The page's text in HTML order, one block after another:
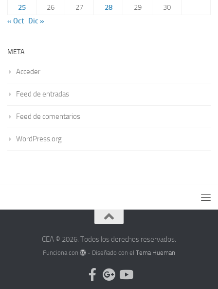
25
26 27 28 29
30
« Oct Dic »
META
Acceder
Feed de entradas
Feed de comentarios
WordPress.org
CEA © 2026. Todos los derechos reservados.
Funciona con - Diseñado con elTema Hueman